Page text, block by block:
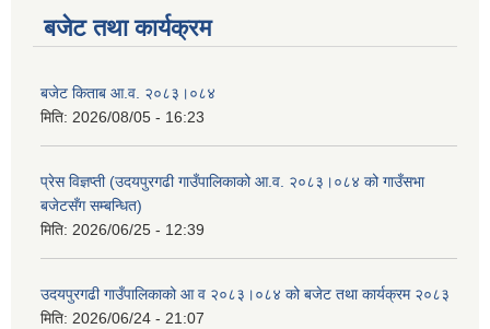
बजेट तथा कार्यक्रम
बजेट किताब आ.व. २०८३।०८४
मिति: 2026/08/05 - 16:23
प्रेस विज्ञप्ती (उदयपुरगढी गाउँपालिकाको आ.व. २०८३।०८४ को गाउँसभा
बजेटसँग सम्बन्धित)
मिति: 2026/06/25 - 12:39
उदयपुरगढी गाउँपालिकाको आ व २०८३।०८४ को बजेट तथा कार्यक्रम २०८३
मिति: 2026/06/24 - 21:07